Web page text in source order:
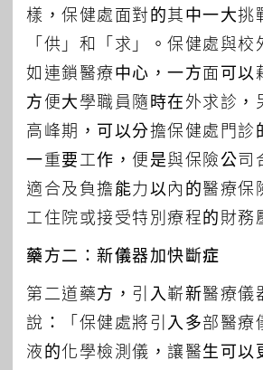
樣，保健處面對的其中一大挑
「供」和「求」。保健處與校
如連鎖醫療中心，一方面可以
方便大學職員隨時在外求診，
高峰期，可以分擔保健處門診
一重要工作，便是與保險公司
適合及負擔能力以內的醫療保
工住院或接受特別療程的財務
藥方二：新儀器加快斷症
第二道藥方，引入嶄新醫療儀
說：「保健處將引入多部醫療
液的化學檢測儀，讓醫生可以